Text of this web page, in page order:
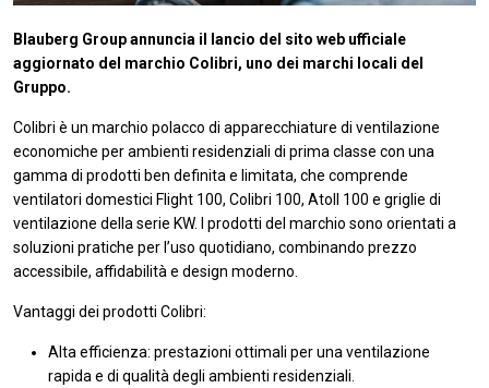
Blauberg Group annuncia il lancio del sito web ufficiale
aggiornato del marchio Colibri, uno dei marchi locali del
Gruppo.
Colibri è un marchio polacco di apparecchiature di ventilazione
economiche per ambienti residenziali di prima classe con una
gamma di prodotti ben definita e limitata, che comprende
ventilatori domestici Flight 100, Colibri 100, Atoll 100 e griglie di
ventilazione della serie KW. I prodotti del marchio sono orientati a
soluzioni pratiche per l’uso quotidiano, combinando prezzo
accessibile, affidabilità e design moderno.
Vantaggi dei prodotti Colibri:
Alta efficienza: prestazioni ottimali per una ventilazione
rapida e di qualità degli ambienti residenziali.